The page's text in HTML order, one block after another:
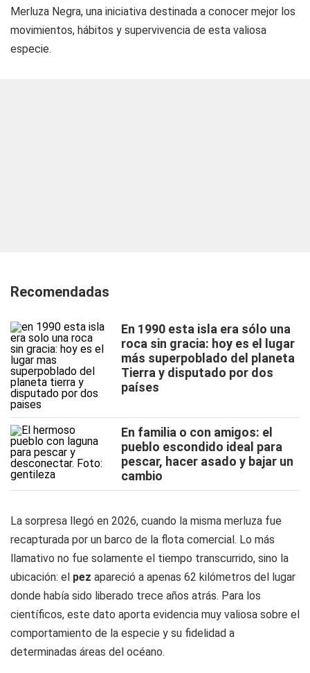
Merluza Negra, una iniciativa destinada a conocer mejor los
movimientos, hábitos y supervivencia de esta valiosa
especie.
Recomendadas
En 1990 esta isla era sólo una
roca sin gracia: hoy es el lugar
más superpoblado del planeta
Tierra y disputado por dos
países
En familia o con amigos: el
pueblo escondido ideal para
pescar, hacer asado y bajar un
cambio
La sorpresa llegó en 2026, cuando la misma merluza fue
recapturada por un barco de la flota comercial. Lo más
llamativo no fue solamente el tiempo transcurrido, sino la
ubicación: el pez apareció a apenas 62 kilómetros del lugar
donde había sido liberado trece años atrás. Para los
científicos, este dato aporta evidencia muy valiosa sobre el
comportamiento de la especie y su fidelidad a
determinadas áreas del océano.